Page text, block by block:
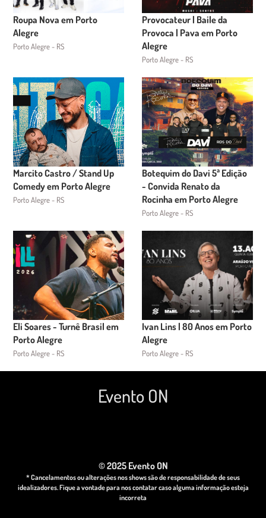
Roupa Nova em Porto
Alegre
Porto Alegre - RS
Provocateur | Baile da
Provoca | Pava em Porto
Alegre
Porto Alegre - RS
Marcito Castro / Stand Up
Comedy em Porto Alegre
Porto Alegre - RS
Botequim do Davi 5ª Edição
- Convida Renato da
Rocinha em Porto Alegre
Porto Alegre - RS
Eli Soares - Turnê Brasil em
Porto Alegre
Porto Alegre - RS
Ivan Lins | 80 Anos em Porto
Alegre
Porto Alegre - RS
Evento ON
© 2025 Evento ON
* Cancelamentos ou alterações nos shows são de responsabilidade de seus
idealizadores. Fique a vontade para nos contatar caso alguma informação esteja
incorreta